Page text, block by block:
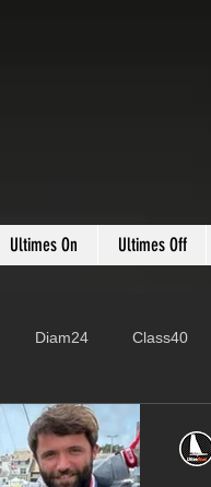
Ultimes On Ultimes Off
Diam24 Class40
PAC52 Ocean Fifty